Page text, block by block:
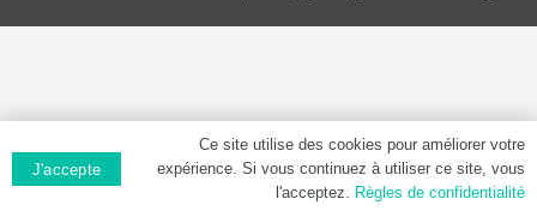
Ce site utilise des cookies pour améliorer votre
expérience. Si vous continuez à utiliser ce site, vous
l'acceptez. Règles de confidentialité
J'accepte